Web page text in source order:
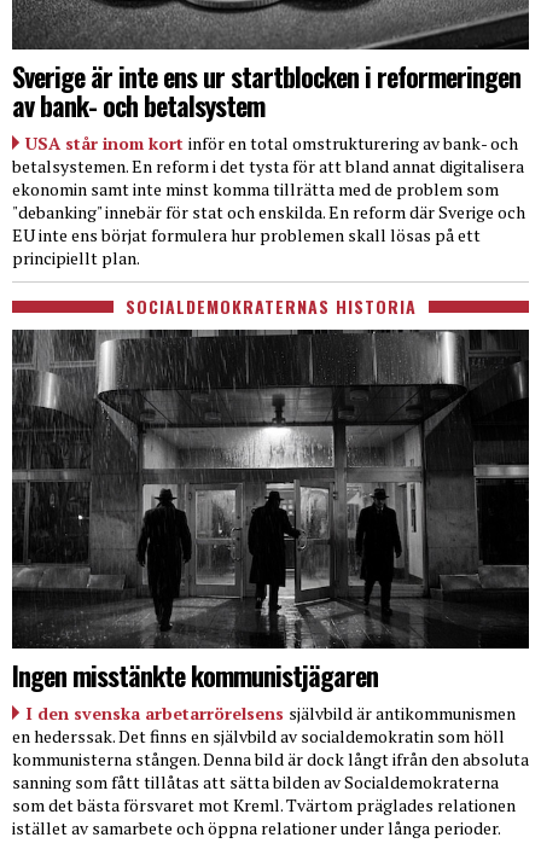
Sverige är inte ens ur startblocken i reformeringen
av bank- och betalsystem
USA står inom kort inför en total omstrukturering av bank- och
betalsystemen. En reform i det tysta för att bland annat digitalisera
ekonomin samt inte minst komma tillrätta med de problem som
"debanking" innebär för stat och enskilda. En reform där Sverige och
EU inte ens börjat formulera hur problemen skall lösas på ett
principiellt plan.
SOCIALDEMOKRATERNAS HISTORIA
Ingen misstänkte kommunistjägaren
I den svenska arbetarrörelsens självbild är antikommunismen
en hederssak. Det finns en självbild av socialdemokratin som höll
kommunisterna stången. Denna bild är dock långt ifrån den absoluta
sanning som fått tillåtas att sätta bilden av Socialdemokraterna
som det bästa försvaret mot Kreml. Tvärtom präglades relationen
istället av samarbete och öppna relationer under långa perioder.